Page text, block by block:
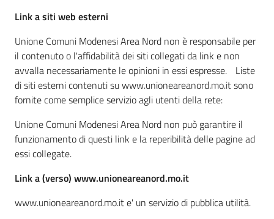
gli
argomenti...
Seguici
su
Link a siti web esterni
Unione Comuni Modenesi Area Nord non è responsabile per
il contenuto o l'affidabilità dei siti collegati da link e non
avvalla necessariamente le opinioni in essi espresse. Liste
di siti esterni contenuti su www.unioneareanord.mo.it sono
fornite come semplice servizio agli utenti della rete:
Unione Comuni Modenesi Area Nord non può garantire il
funzionamento di questi link e la reperibilità delle pagine ad
essi collegate.
Link a (verso) www.unioneareanord.mo.it
www.unioneareanord.mo.it e' un servizio di pubblica utilità.